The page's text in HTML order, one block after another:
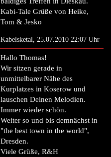
Kabi-Tale Grüße von Heike,
Tom & Jesko
Kabelsketal, 25.07.2010 22:07 Uhr
Hallo Thomas!
Wir sitzen gerade in
unmittelbarer Nähe des
Kurplatzes in Koserow und
lauschen Deinen Melodien.
Immer wieder schön.
Weiter so und bis demnächst in
"the best town in the world",
Dresden.
Viele Grüße, R&H